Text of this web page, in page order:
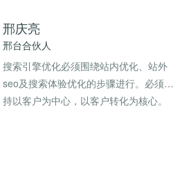
邢庆亮
邢台合伙人
搜索引擎优化必须围绕站内优化、站外
seo及搜索体验优化的步骤进行。必须坚
持以客户为中心，以客户转化为核心。